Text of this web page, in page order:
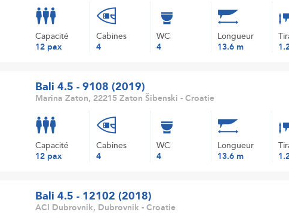
Capacité
12 pax
Cabines
4
WC
4
Longueur
13.6 m
Bali 4.5 - 9108 (2019)
Marina Zaton, 22215 Zaton Šibenski - Croatie
Capacité
12 pax
Cabines
4
WC
4
Longueur
13.6 m
Bali 4.5 - 12102 (2018)
ACI Dubrovnik, Dubrovnik - Croatie